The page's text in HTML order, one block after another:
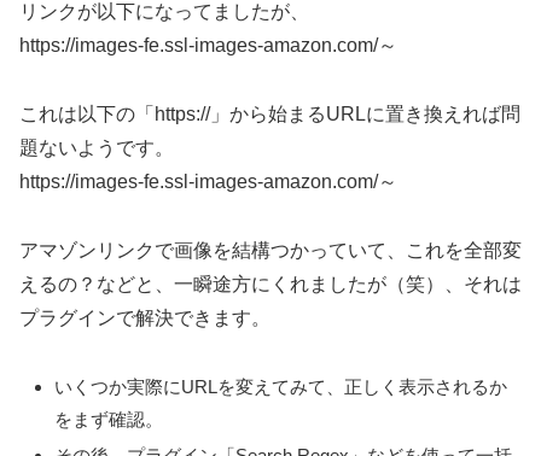
リンクが以下になってましたが、
https://images-fe.ssl-images-amazon.com/～
これは以下の「https://」から始まるURLに置き換えれば問
題ないようです。
https://images-fe.ssl-images-amazon.com/～
アマゾンリンクで画像を結構つかっていて、これを全部変
えるの？などと、一瞬途方にくれましたが（笑）、それは
プラグインで解決できます。
いくつか実際にURLを変えてみて、正しく表示されるか
をまず確認。